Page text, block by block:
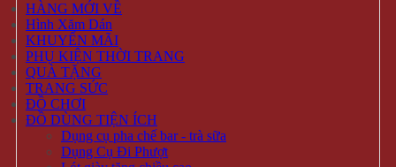
HÀNG MỚI VỀ
Hình Xăm Dán
KHUYẾN MÃI
PHỤ KIỆN THỜI TRANG
QUÀ TẶNG
TRANG SỨC
ĐỒ CHƠI
ĐỒ DÙNG TIỆN ÍCH
Dụng cụ pha chế bar - trà sữa
Dụng Cụ Đi Phượt